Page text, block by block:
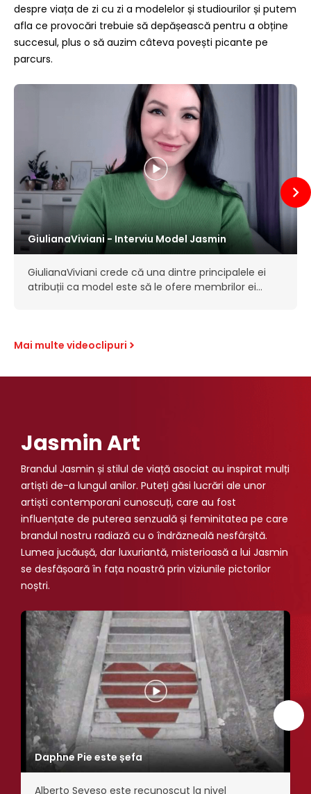
despre viața de zi cu zi a modelelor și studiourilor și putem
afla ce provocări trebuie să depășească pentru a obține
succesul, plus o să auzim câteva povești picante pe
parcurs.
GiulianaViviani - Interviu Model Jasmin
GiulianaViviani crede că una dintre principalele ei
atribuții ca model este să le ofere membrilor ei
Mai multe videoclipuri
Jasmin Art
Brandul Jasmin și stilul de viață asociat au inspirat mulți
artiști de-a lungul anilor. Puteți găsi lucrări ale unor
artiști contemporani cunoscuți, care au fost
influențate de puterea senzuală și feminitatea pe care
brandul nostru radiază cu o îndrăzneală nesfârșită.
Lumea jucăușă, dar luxuriantă, misterioasă a lui Jasmin
se desfășoară în fața noastră prin viziunile pictorilor
noștri.
Daphne Pie este șefa
Alberto Seveso este recunoscut la nivel